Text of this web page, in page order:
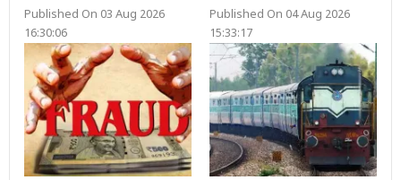
Published On 03 Aug 2026
16:30:06
Published On 04 Aug 2026
15:33:17